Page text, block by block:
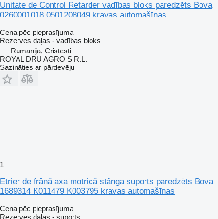
Unitate de Control Retarder vadības bloks paredzēts Bova
0260001018 0501208049 kravas automašīnas
Cena pēc pieprasījuma
Rezerves daļas - vadības bloks
Rumānija, Cristesti
ROYAL DRU AGRO S.R.L.
Sazināties ar pārdevēju
1
Etrier de frână axa motrică stânga suports paredzēts Bova
1689314 K011479 K003795 kravas automašīnas
Cena pēc pieprasījuma
Rezerves daļas - suports